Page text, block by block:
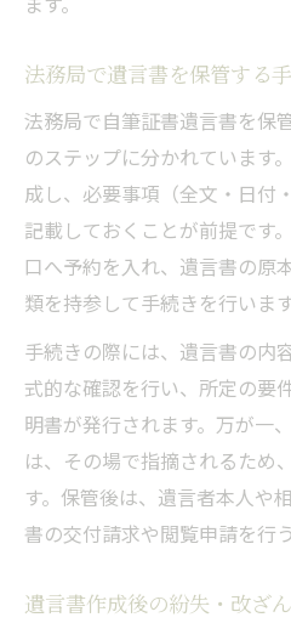
法務局で遺言書を保管する
法務局で自筆証書遺言書を保
のステップに分かれています
成し、必要事項（全文・日付
記載しておくことが前提です
口へ予約を入れ、遺言書の原
類を持参して手続きを行います
手続きの際には、遺言書の内
式的な確認を行い、所定の要
明書が発行されます。万が一
は、その場で指摘されるため
す。保管後は、遺言者本人や
書の交付請求や閲覧申請を行
遺言書作成後の紛失・改ざ